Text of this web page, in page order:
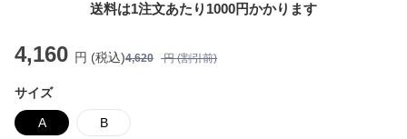
送料は1注文あたり 1000円かかります
4,160 円 (税込)4,620 円 (割引前)
サイズ
A B